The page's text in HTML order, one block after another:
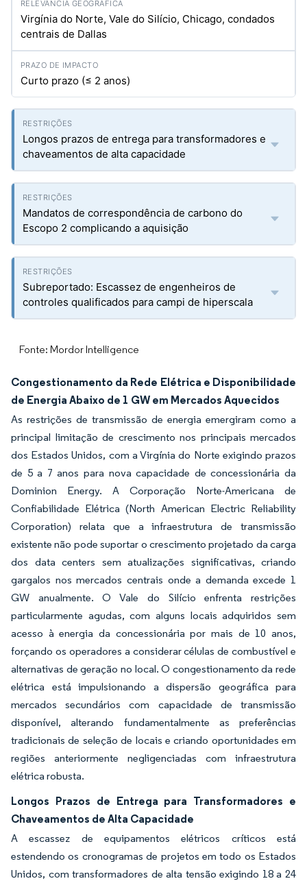
Virgínia do Norte, Vale do Silício, Chicago, condados
centrais de Dallas
Curto prazo (≤ 2 anos)
Longos prazos de entrega para transformadores e
chaveamentos de alta capacidade
Mandatos de correspondência de carbono do
Escopo 2 complicando a aquisição
Subreportado: Escassez de engenheiros de
controles qualificados para campi de hiperscala
Fonte: Mordor Intelligence
Congestionamento da Rede Elétrica e Disponibilidade
de Energia Abaixo de 1 GW em Mercados Aquecidos
As restrições de transmissão de energia emergiram como a
principal limitação de crescimento nos principais mercados
dos Estados Unidos, com a Virgínia do Norte exigindo prazos
de 5 a 7 anos para nova capacidade de concessionária da
Dominion Energy. A Corporação Norte-Americana de
Confiabilidade Elétrica (North American Electric Reliability
Corporation) relata que a infraestrutura de transmissão
existente não pode suportar o crescimento projetado da carga
dos data centers sem atualizações significativas, criando
gargalos nos mercados centrais onde a demanda excede 1
GW anualmente. O Vale do Silício enfrenta restrições
particularmente agudas, com alguns locais adquiridos sem
acesso à energia da concessionária por mais de 10 anos,
forçando os operadores a considerar células de combustível e
alternativas de geração no local. O congestionamento da rede
elétrica está impulsionando a dispersão geográfica para
mercados secundários com capacidade de transmissão
disponível, alterando fundamentalmente as preferências
tradicionais de seleção de locais e criando oportunidades em
regiões anteriormente negligenciadas com infraestrutura
elétrica robusta.
Longos Prazos de Entrega para Transformadores e
Chaveamentos de Alta Capacidade
A escassez de equipamentos elétricos críticos está
estendendo os cronogramas de projetos em todo os Estados
Unidos, com transformadores de alta tensão exigindo 18 a 24